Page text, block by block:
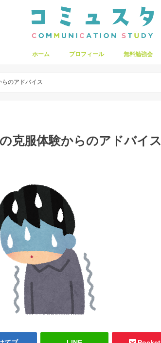
ホーム プロフィール 無料勉強会
のアドバイス
克服体験からのアドバイス